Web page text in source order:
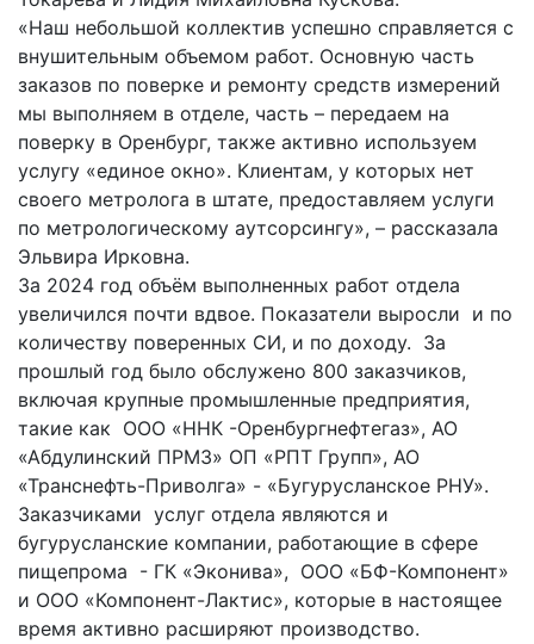
«Наш небольшой коллектив успешно справляется с
внушительным объемом работ. Основную часть
заказов по поверке и ремонту средств измерений
мы выполняем в отделе, часть – передаем на
поверку в Оренбург, также активно используем
услугу «единое окно». Клиентам, у которых нет
своего метролога в штате, предоставляем услуги
по метрологическому аутсорсингу», – рассказала
Эльвира Ирковна.
За 2024 год объём выполненных работ отдела
увеличился почти вдвое. Показатели выросли и по
количеству поверенных СИ, и по доходу. За
прошлый год было обслужено 800 заказчиков,
включая крупные промышленные предприятия,
такие как ООО «ННК -Оренбургнефтегаз», АО
«Абдулинский ПРМЗ» ОП «РПТ Групп», АО
«Транснефть-Приволга» - «Бугурусланское РНУ».
Заказчиками услуг отдела являются и
бугурусланские компании, работающие в сфере
пищепрома - ГК «Эконива», ООО «БФ-Компонент»
и ООО «Компонент-Лактис», которые в настоящее
время активно расширяют производство.